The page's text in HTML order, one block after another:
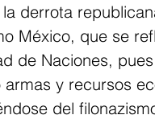
derrota
México, que se
de Naciones,
y recursos
del